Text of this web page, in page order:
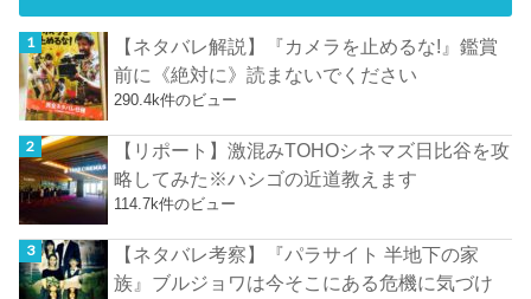
【ネタバレ解説】『カメラを止めるな!』鑑賞
前に《絶対に》読まないでください
290.4k件のビュー
【リポート】激混みTOHOシネマズ日比谷を攻
略してみた※ハシゴの近道教えます
114.7k件のビュー
【ネタバレ考察】『パラサイト 半地下の家
族』ブルジョワは今そこにある危機に気づけ